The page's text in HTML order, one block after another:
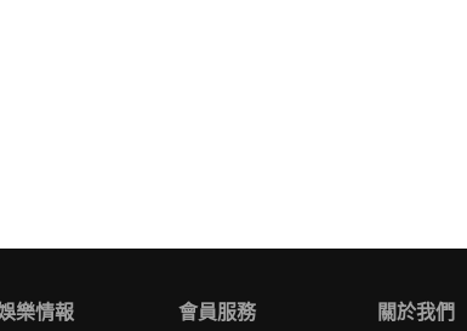
樂情報 會員服務 關於我們